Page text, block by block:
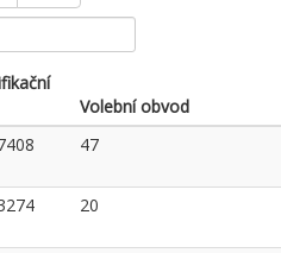
Volební obvod
47
20